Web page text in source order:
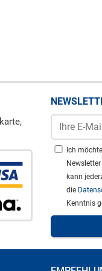
Ich
kann
die
Kenntnis